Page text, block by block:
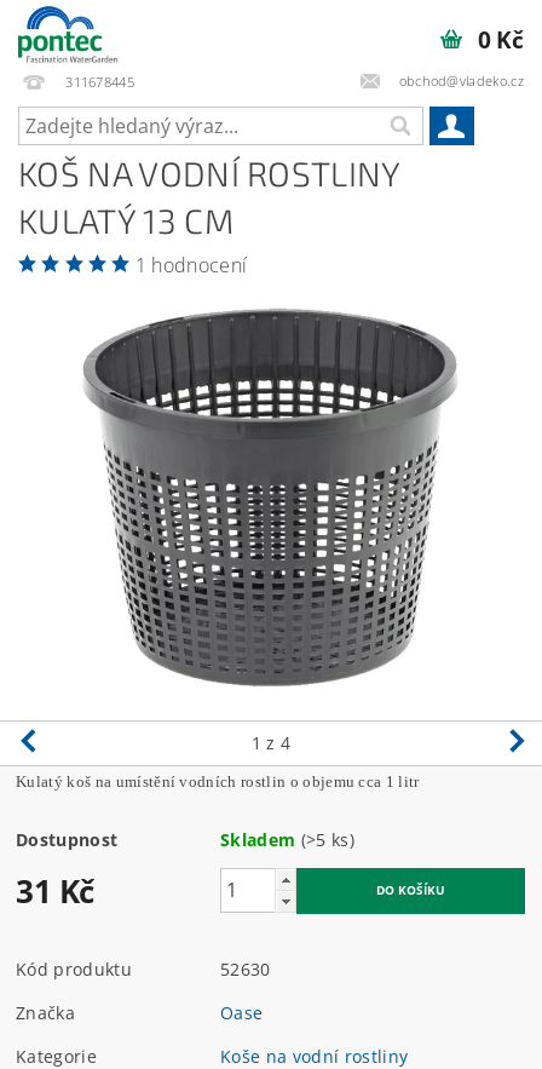
311678445 obchod@vladeko.cz
0 Kč
KOŠ NA VODNÍ ROSTLINY
KULATÝ 13 CM
1 hodnocení
1 z 4
Kulatý koš na umístění vodních rostlin o objemu cca 1 litr
Dostupnost Skladem (>5 ks)
31 Kč
Kód produktu
52630
Značka
Oase
Kategorie
Koše na vodní rostliny